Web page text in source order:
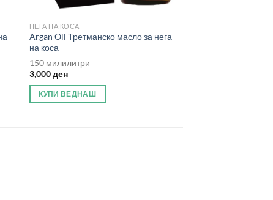
НЕГА НА КОСА
Argan Oil Третманско масло за нега
на коса
150 милилитри
3,000ден
КУПИ ВЕДНАШ